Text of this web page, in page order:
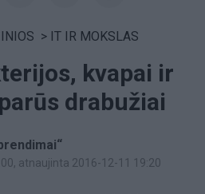
> IT IR MOKSLAS
kvapai ir
drabužiai
, atnaujinta 2016-12-11 19:20